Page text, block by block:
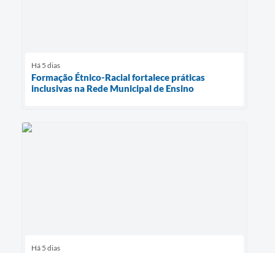
Há 5 dias
Formação Étnico-Racial fortalece práticas
inclusivas na Rede Municipal de Ensino
Há 5 dias